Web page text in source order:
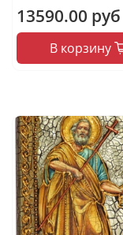
13590.00 руб
В корзину